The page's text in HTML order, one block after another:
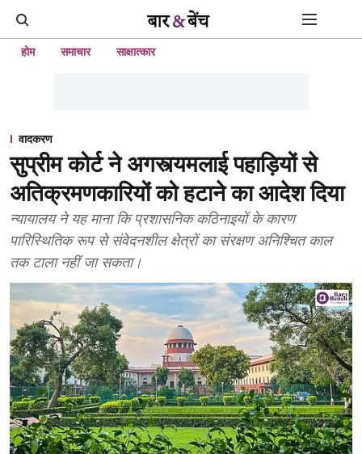
होम समाचार साक्षात्कार
वादकरण
सुप्रीम कोर्ट ने अगस्त्यमलाई पहाड़ियों से
अतिक्रमणकारियों को हटाने का आदेश दिया
न्यायालय ने यह माना कि प्रशासनिक कठिनाइयों के कारण
पारिस्थितिक रूप से संवेदनशील क्षेत्रों का संरक्षण अनिश्चित काल
तक टाला नहीं जा सकता।